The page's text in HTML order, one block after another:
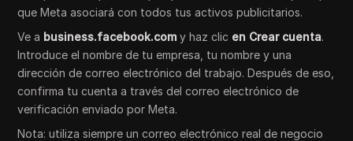
que Meta asociará con todos tus activos publicitarios.
Ve a business.facebook.com y haz clic en Crear cuenta.
Introduce el nombre de tu empresa, tu nombre y una
dirección de correo electrónico del trabajo. Después de eso,
confirma tu cuenta a través del correo electrónico de
verificación enviado por Meta.
Nota: utiliza siempre un correo electrónico real de negocio